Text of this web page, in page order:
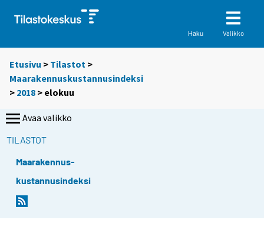
Haku Valikko
Etusivu > Tilastot >
Maarakennuskustannusindeksi
> 2018 > elokuu
Avaa valikko
TILASTOT
Maarakennus-
kustannusindeksi